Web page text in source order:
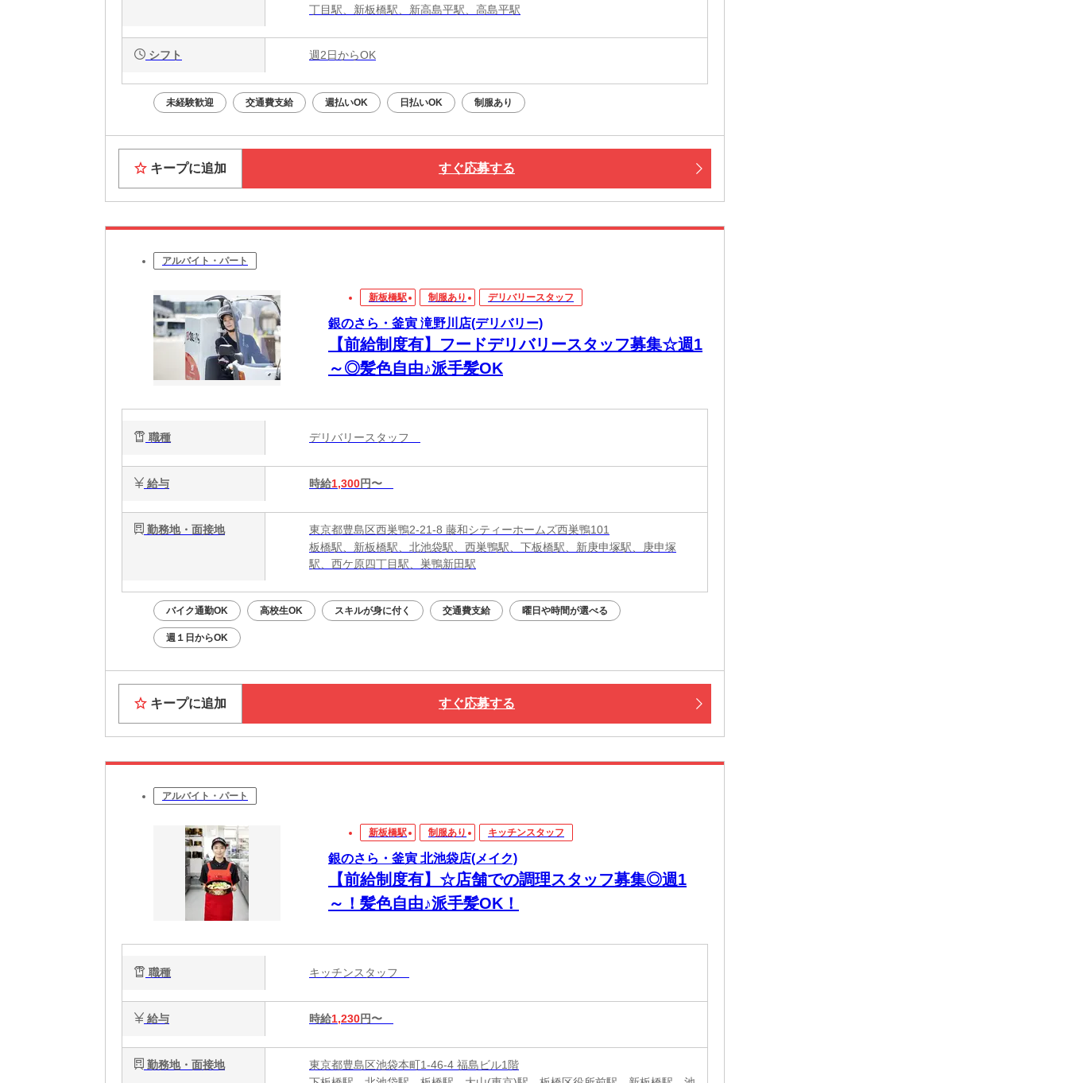
丁目駅、新板橋駅、新高島平駅、高島平駅
シフト 週2日からOK
未経験歓迎 交通費支給 週払いOK 日払いOK 制服あり
キープに追加 すぐ応募する
アルバイト・パート
新板橋駅 制服あり デリバリースタッフ
銀のさら・釜寅 滝野川店(デリバリー)
【前給制度有】フードデリバリースタッフ募集☆週1
～◎髪色自由♪派手髪OK
職種 デリバリースタッフ
給与 時給1,300円〜
勤務地・面接地
東京都豊島区西巣鴨2-21-8 藤和シティーホームズ西巣鴨101
板橋駅、新板橋駅、北池袋駅、西巣鴨駅、下板橋駅、新庚申塚駅、庚申塚
駅、西ケ原四丁目駅、巣鴨新田駅
バイク通勤OK 高校生OK スキルが身に付く 交通費支給 曜日や時間が選べる
週１日からOK
キープに追加 すぐ応募する
アルバイト・パート
新板橋駅 制服あり キッチンスタッフ
銀のさら・釜寅 北池袋店(メイク)
【前給制度有】☆店舗での調理スタッフ募集◎週1
～！髪色自由♪派手髪OK！
職種 キッチンスタッフ
給与 時給1,230円〜
勤務地・面接地
東京都豊島区池袋本町1-46-4 福島ビル1階